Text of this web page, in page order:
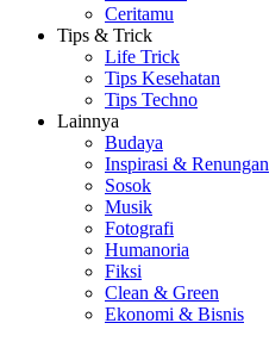
Ceritamu
Tips & Trick
Life Trick
Tips Kesehatan
Tips Techno
Lainnya
Budaya
Inspirasi & Renungan
Sosok
Musik
Fotografi
Humanoria
Fiksi
Clean & Green
Ekonomi & Bisnis